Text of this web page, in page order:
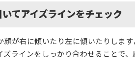
てアイズラインをチェック
が右に傾いたり左に傾いたりしま
ズラインをしっかり合わせることで